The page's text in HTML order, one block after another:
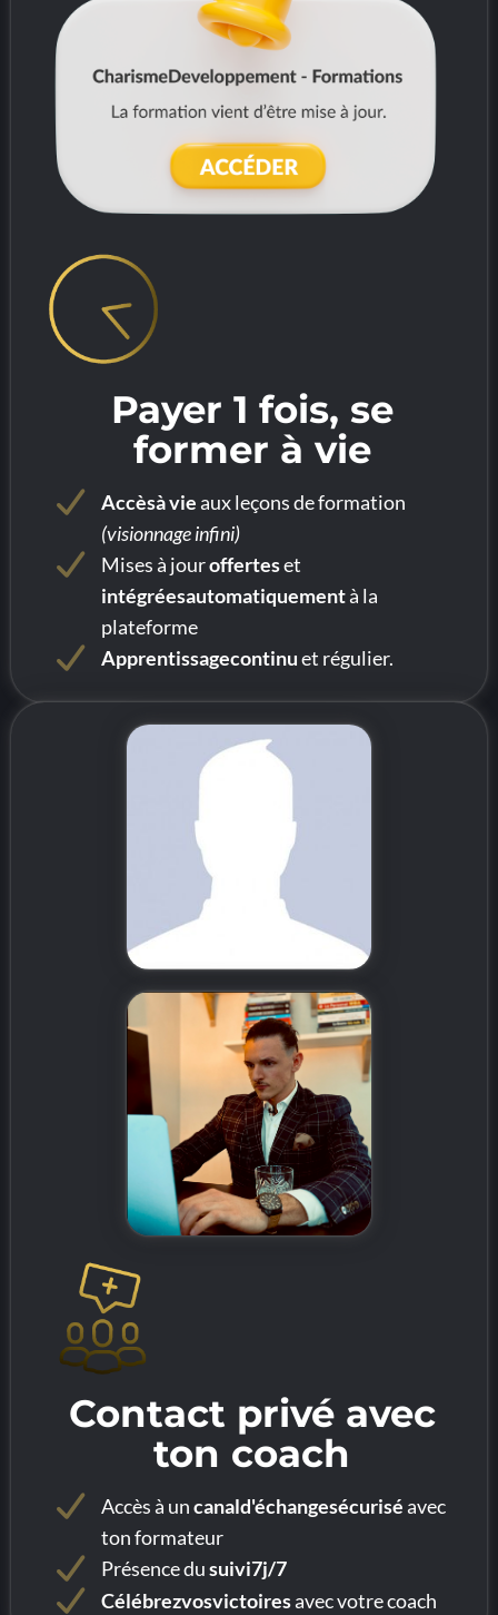
Payer 1 fois, se
former à vie
Accèsà vieaux leçons de formation
(visionnage infini)
Mises à jourofferteset
intégréesautomatiquementà la
plateforme
Apprentissagecontinuet régulier.
Contact privé avec
ton coach
Accès à uncanald'échangesécuriséavec
ton formateur
Présence dusuivi7j/7
Célébrezvosvictoiresavec votre coach